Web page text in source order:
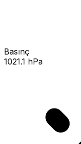
Basınç
1021.1 hPa